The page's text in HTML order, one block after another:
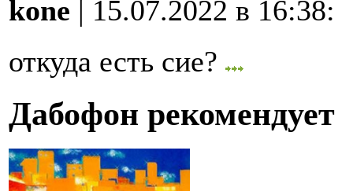
kone | 15.07.2022 в 16:38:
откуда есть сие?
Дабофон рекомендует